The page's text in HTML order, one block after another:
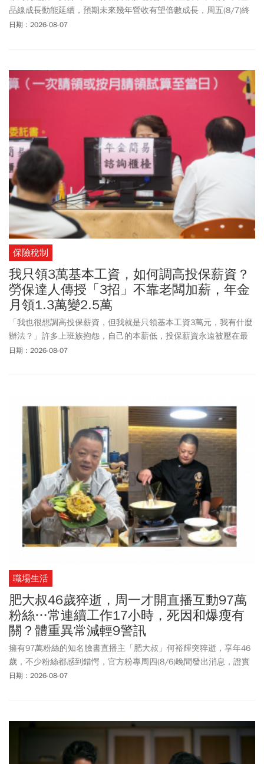
品線成長動能延續，預期未來幾年營收有望倍數成長，周五(8/7)終
場上漲51元或5.67%，以951元作收，外資由連4天賣超轉為買超206
收，外資連3天賣超1萬8556張。本土法人看好愛普主宰IPD中高階
市場，明年營收有望倍數成長，富邦投顧升評至買進，目標價上修
日期：2026-08-07
保險稅制
我只領3萬基本工資，如何調高投保薪資？
勞保達人傳授「3招」不靠老闆加薪，年金
月領1.3萬變2.5萬
「我也很想調高投保薪資，但我就是只領基本工資3萬元，我有什麼
辦法？」許多上班族抱怨，自己的本薪低，投保薪資永遠被壓在最
低點，未來退休請領勞保老年給付時，只能領到少少的生活費。以
日期：2026-08-07
職場生活
肥大叔46歲猝逝，周一才開直播互動97萬
粉絲…常連續工作17小時，死因和爆瘦有
關？體重異常減輕9警訊
擁有97萬粉絲的知名臉書直播主「肥大叔」何裕輝突猝逝，享年46
歲，不少粉絲都感到錯愕，官方粉專周四(8/6)晚間發出消息，證實
他已於8/5離開人世，肥大叔才在8/3開直播與粉絲互動，卻在2天後
常，臉色與氣色顯得有些虛弱，讓人不禁猜測是否有健康問題。體
重突然變輕是什麼原因？根據全民健康基金會網站指出，臨床上通
常以「6個月內無故減輕超過5%的體重」定義為異常體重減輕。若伴
日期：2026-08-07